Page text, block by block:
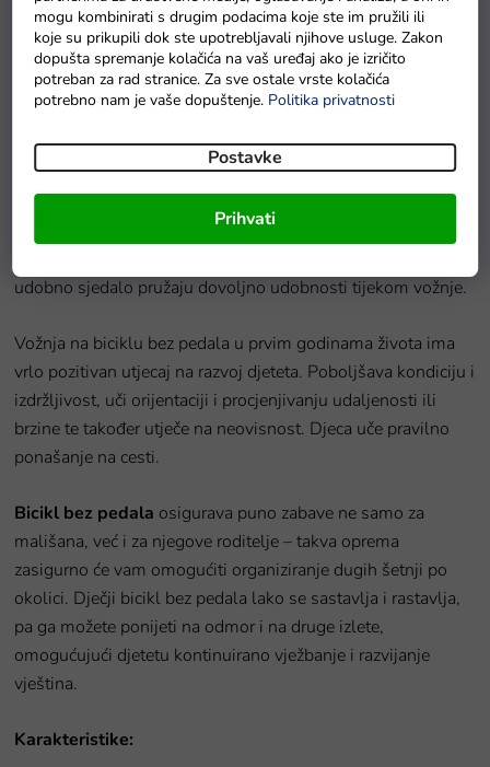
mogu kombinirati s drugim podacima koje ste im pružili ili
koje su prikupili dok ste upotrebljavali njihove usluge. Zakon
dopušta spremanje kolačića na vaš uređaj ako je izričito
potreban za rad stranice. Za sve ostale vrste kolačića
potrebno nam je vaše dopuštenje. Politika privatnosti
Postavke
Prihvati
Na zalihama
Detaljan opis proizvoda
Dječji bicikl bez pedala,koji je siguran, udoban i šaren za
dijete, na kojem će tijekom vožnje unaprijediti ravnotežu i
opću motoričku koordinaciju potrebnu za prelazak na
klasični bicikl. Posebno dizajnirani okvir prikladan je za djecu
udobno sjedalo pružaju dovoljno udobnosti tijekom vožnje.
Vožnja na biciklu bez pedala u prvim godinama života ima
vrlo pozitivan utjecaj na razvoj djeteta. Poboljšava kondiciju i
izdržljivost, uči orijentaciji i procjenjivanju udaljenosti ili
brzine te također utječe na neovisnost. Djeca uče pravilno
ponašanje na cesti.
Bicikl bez pedala osigurava puno zabave ne samo za
mališana, već i za njegove roditelje – takva oprema
zasigurno će vam omogućiti organiziranje dugih šetnji po
okolici. Dječji bicikl bez pedala lako se sastavlja i rastavlja,
pa ga možete ponijeti na odmor i na druge izlete,
omogućujući djetetu kontinuirano vježbanje i razvijanje
vještina.
Karakteristike: